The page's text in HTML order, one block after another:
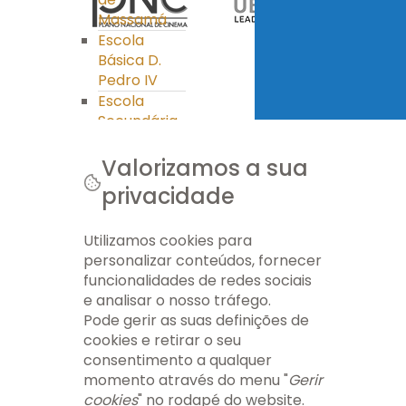
Massamá
Escola
Básica D.
Pedro IV
Escola
Secundária
Torga
Clube Ciência
Ass. Pais/E.E.
Ass. Pais/E.E.
APEE EB nº 1
Massamá
APEE EB D.
Pedro IV
APEE ES Miguel
Torga
Valorizamos a sua
privacidade
Utilizamos cookies para
personalizar conteúdos, fornecer
funcionalidades de redes sociais
e analisar o nosso tráfego.
Pode gerir as suas definições de
cookies e retirar o seu
consentimento a qualquer
momento através do menu "Gerir
cookies" no rodapé do website.